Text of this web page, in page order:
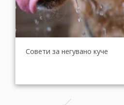
Совети за негувано куче